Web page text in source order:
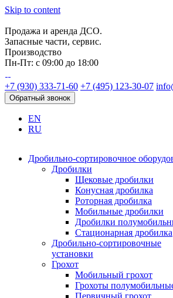
Skip to content
Продажа и аренда ДСО.
Запасные части, сервис.
Производство
Пн-Пт: с 09:00 до 18:00
+7 (930) 333-71-60 +7 (495) 123-30-07
Обратный звонок
EN
RU
Дробильно-сортировочное
Дробилки
Щековые дробилки
Конусная дробилка
Роторная дробилка
Мобильные дробилки
Дробилки
Стационарная дробилка
Дробильно-сортировочные
установки
Грохот
Мобильный грохот
Грохоты
Первичный грохот